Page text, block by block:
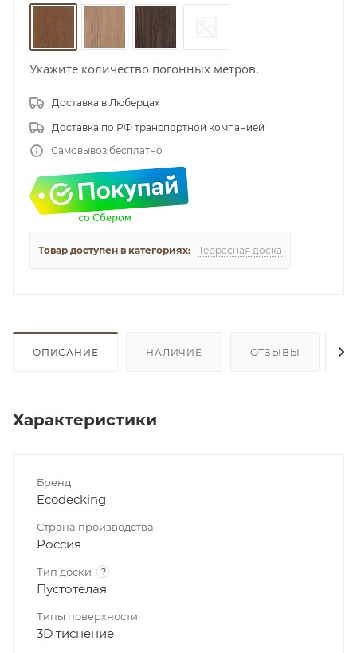
Укажите количество погонных метров.
Доставка в Люберцах
Доставка по РФ транспортной компанией
Самовывоз бесплатно
Товар доступен в категориях: Террасная доска
ОПИСАНИЕ НАЛИЧИЕ ОТЗЫВЫ
Характеристики
Бренд
Ecodecking
Страна производства
Россия
Тип доски ?
Пустотелая
Типы поверхности
3D тиснение